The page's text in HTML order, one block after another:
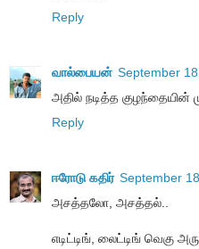
Reply
வால்பையன் September
அதில் நடித்த குழந்தையின்
Reply
ஈரோடு கதிர் September
அசத்தலோ, அசத்தல்..
எடிட்டிங், லைட்டிங் வெகு